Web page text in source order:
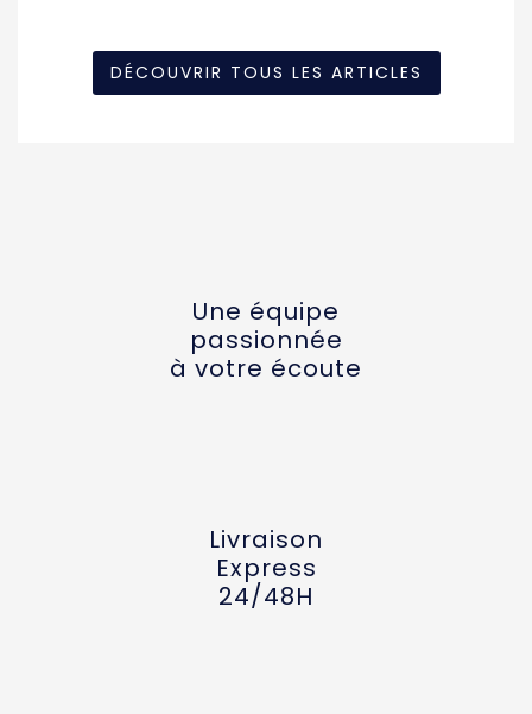
DÉCOUVRIR TOUS LES ARTICLES
Une équipe
passionnée
à votre écoute
Livraison
Express
24/48H